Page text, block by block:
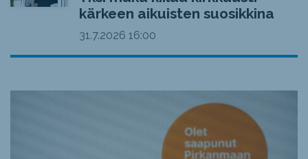
kärkeen aikuisten suosikkina
31.7.2026 16:00